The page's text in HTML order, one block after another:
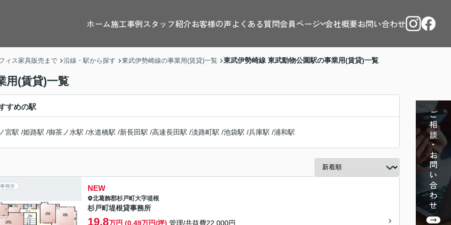
ホーム施工事例スタッフ紹介お客様の声よくある質問会員ページ 会社概要お問い合わせ
ご相談・お問い合わせ
ィス家具販売まで 沿線・駅から探す 東武伊勢崎線の事業用(賃貸)一覧 東武伊勢崎線 東武動物公園駅の事業用(賃貸)一覧
用(賃貸)一覧
すめの駅
宮駅 /姫路駅 /御茶ノ水駅 /水道橋駅 /新長田駅 /高速長田駅 /淡路町駅 /池袋駅 /兵庫駅 /浦和駅
事務所 NEW
北葛飾郡杉戸町大字堤根
杉戸町堤根貸事務所
19.8万円 (0.49万円/坪) 管理/共益費22,000円